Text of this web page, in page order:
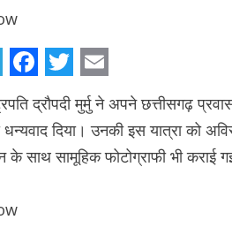
Facebook
Twitter
Email
द्रौपदी मुर्मु ने अपने छत्तीसगढ़
दिया। उनकी इस यात्रा को
के साथ सामूहिक फोटोग्राफी भी कराई